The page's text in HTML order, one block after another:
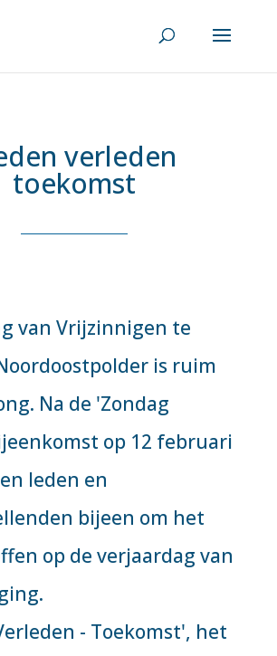
verleden
toekomst
van Vrijzinnigen te
is ruim
Na de 'Zondag
op 12 februari
leden en
bijeen om het
op de verjaardag van
- Toekomst', het